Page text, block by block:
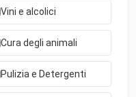
Vini e alcolici
Cura degli animali
Pulizia e Detergenti